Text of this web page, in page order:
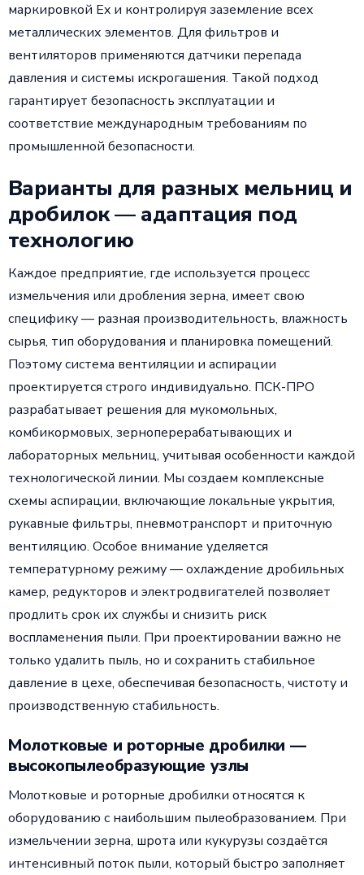
маркировкой Ex и контролируя заземление всех
металлических элементов. Для фильтров и
вентиляторов применяются датчики перепада
давления и системы искрогашения. Такой подход
гарантирует безопасность эксплуатации и
соответствие международным требованиям по
промышленной безопасности.
Варианты для разных мельниц и
дробилок — адаптация под
технологию
Каждое предприятие, где используется процесс
измельчения или дробления зерна, имеет свою
специфику — разная производительность, влажность
сырья, тип оборудования и планировка помещений.
Поэтому система вентиляции и аспирации
проектируется строго индивидуально. ПСК-ПРО
разрабатывает решения для мукомольных,
комбикормовых, зерноперерабатывающих и
лабораторных мельниц, учитывая особенности каждой
технологической линии. Мы создаем комплексные
схемы аспирации, включающие локальные укрытия,
рукавные фильтры, пневмотранспорт и приточную
вентиляцию. Особое внимание уделяется
температурному режиму — охлаждение дробильных
камер, редукторов и электродвигателей позволяет
продлить срок их службы и снизить риск
воспламенения пыли. При проектировании важно не
только удалить пыль, но и сохранить стабильное
давление в цехе, обеспечивая безопасность, чистоту и
производственную стабильность.
Молотковые и роторные дробилки —
высокопылеобразующие узлы
Молотковые и роторные дробилки относятся к
оборудованию с наибольшим пылеобразованием. При
измельчении зерна, шрота или кукурузы создаётся
интенсивный поток пыли, который быстро заполняет